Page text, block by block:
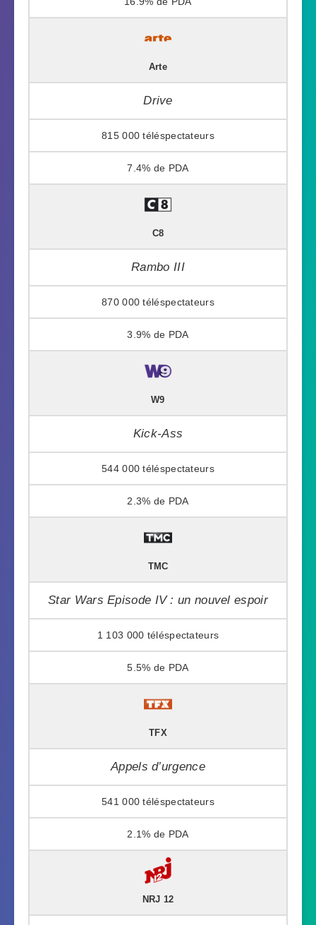
Arte
Drive
815 000
7.4%
C8
Rambo III
870 000
3.9%
W9
Kick-Ass
544 000
2.3%
TMC
Star Wars Episode IV : un nouvel espoir
1 103 000
5.5%
TFX
Appels d’urgence
541 000
2.1%
NRJ 12